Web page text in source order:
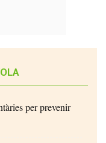
per prevenir